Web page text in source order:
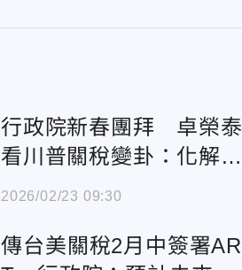
行政院新春團拜 卓榮泰
看川普關稅變卦：化解僵
局迎挑戰不懼難
2026/02/23 09:30
傳台美關稅2月中簽署AR